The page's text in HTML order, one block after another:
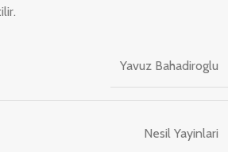
Yavuz Bahadiroglu
Nesil Yayinlari